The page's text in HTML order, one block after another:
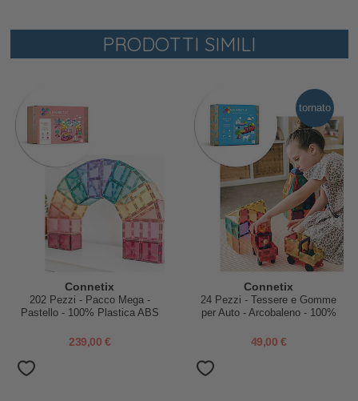
PRODOTTI SIMILI
Connetix
202 Pezzi - Pacco Mega -
Pastello - 100% Plastica ABS
STEM!
239,00 €
tornato
Connetix
24 Pezzi - Tessere e Gomme
per Auto - Arcobaleno - 100%
Apprendimento STEM!
49,00 €